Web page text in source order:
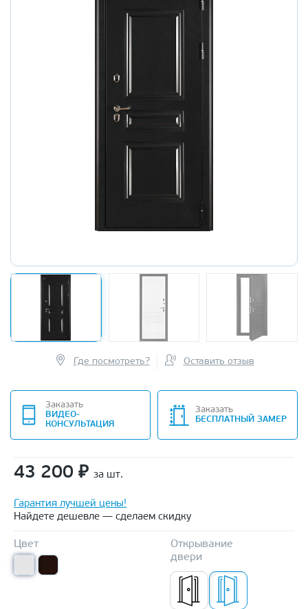
Где посмотреть? Оставить отзыв
Заказать
ВИДЕО-
КОНСУЛЬТАЦИЯ
Заказать
БЕСПЛАТНЫЙ ЗАМЕР
43 200 ₽ за шт.
Гарантия лучшей цены!
Найдете дешевле — сделаем скидку
Цвет
Открывание
двери